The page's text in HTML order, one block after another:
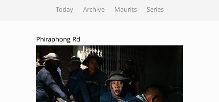
Today Archive Maurits Series
Phiraphong Rd